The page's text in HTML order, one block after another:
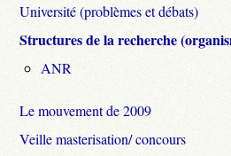
Université (problèmes et débats)
Structures de la recherche
ANR
Le mouvement de 2009
Veille masterisation/ concours